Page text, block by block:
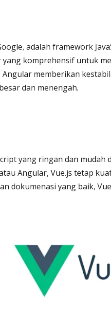
adalah framework
komprehensif untuk
memberikan
dan menengah.
yang ringan dan
Angular, Vue.js tetap
dokumenasi yang baik,